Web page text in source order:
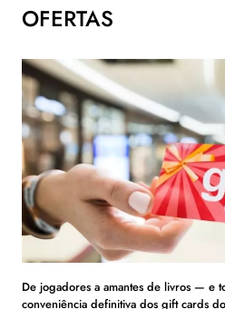
OFERTAS
De jogadores a amantes de livros — e
conveniência definitiva dos gift cards